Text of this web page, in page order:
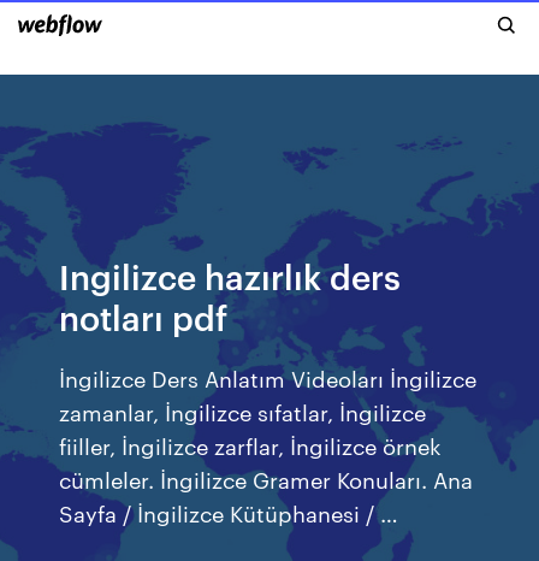
Ingilizce hazırlık ders
notları pdf
İngilizce Ders Anlatım Videoları İngilizce
zamanlar, İngilizce sıfatlar, İngilizce
fiiller, İngilizce zarflar, İngilizce örnek
cümleler. İngilizce Gramer Konuları. Ana
Sayfa / İngilizce Kütüphanesi / …